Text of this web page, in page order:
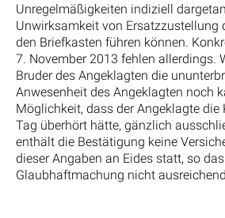
Unregelmäßigkeiten indiziell
Unwirksamkeit von Ersatzzustellung
den Briefkasten führen können.
7. November 2013 fehlen allerdings.
Bruder des Angeklagten die
Anwesenheit des Angeklagten noch
Möglichkeit, dass der Angeklagte die
Tag überhört hätte, gänzlich
enthält die Bestätigung keine
dieser Angaben an Eides statt, so
Glaubhaftmachung nicht